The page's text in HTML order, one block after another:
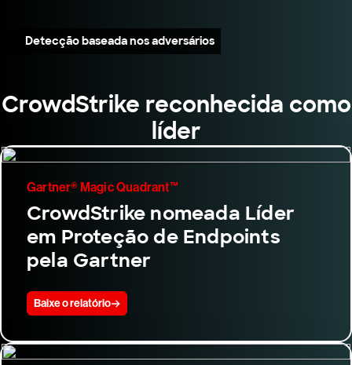
Detecção baseada nos adversários
CrowdStrike reconhecida como
líder
Gartner® Magic Quadrant™
CrowdStrike nomeada Líder
em Proteção de Endpoints
pela Gartner
Baixe o relatório